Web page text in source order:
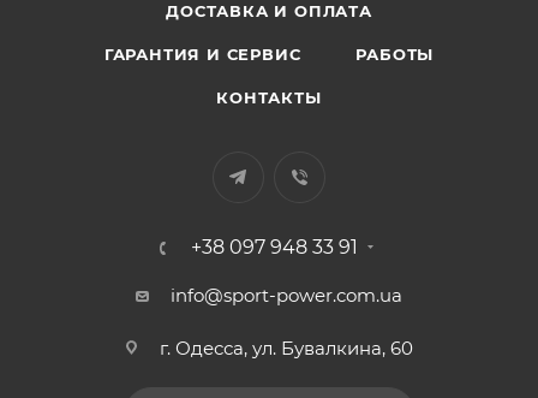
ДОСТАВКА И ОПЛАТА
ГАРАНТИЯ И СЕРВИС РАБОТЫ
КОНТАКТЫ
+38 097 948 33 91
info@sport-power.com.ua
г. Одесса, ул. Бувалкина, 60